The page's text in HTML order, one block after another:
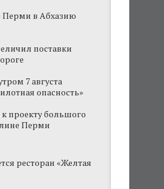
пройдет
объекты начали
для китайцев
активности
Перми в Абхазию
поставки
7 августа
опасность»
проекту большого
Перми
ресторан «Желтая